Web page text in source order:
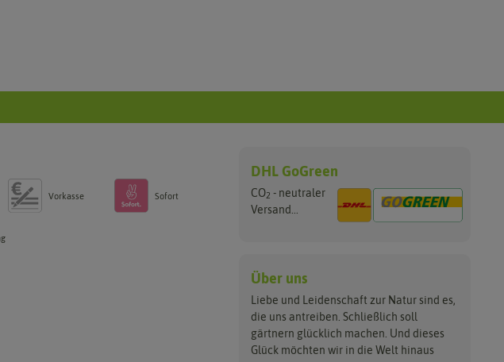
Vorkasse Sofort
DHL GoGreen
CO2 - neutraler
Versand...
Über uns
Liebe und Leidenschaft zur Natur sind es,
die uns antreiben. Schließlich soll
gärtnern glücklich machen. Und dieses
Glück möchten wir in die Welt hinaus